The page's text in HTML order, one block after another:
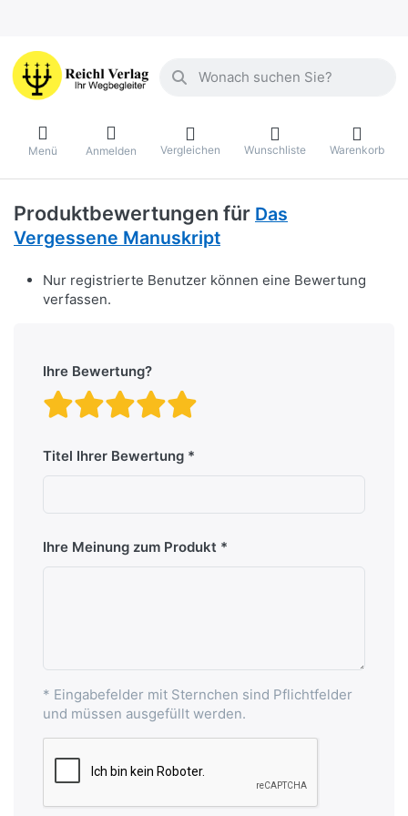
Geben Sie einen Suchbegriff ein.
Menü Anmelden Vergleichen Wunschliste Warenkorb
Produktbewertungen für Das
Vergessene Manuskript
Nur registrierte Benutzer können eine Bewertung
verfassen.
Ihre Bewertung?
Bewertung: 4 von
Bewertung: 3 von 5
Bewertung: 2 von 5
Bewertung: 1 von 5
Titel Ihrer Bewertung
Ihre Meinung zum Produkt
* Eingabefelder mit Sternchen sind Pflichtfelder
und müssen ausgefüllt werden.